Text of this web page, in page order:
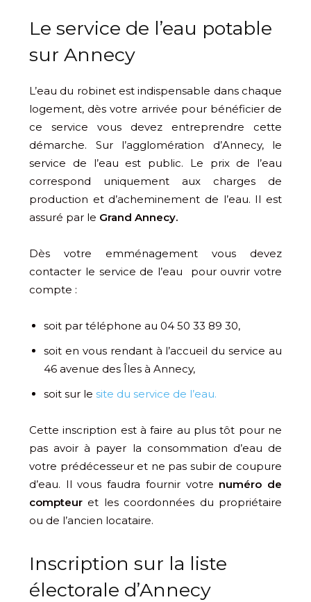
Le service de l’eau potable
sur Annecy
L’eau du robinet est indispensable dans chaque
logement, dès votre arrivée pour bénéficier de
ce service vous devez entreprendre cette
démarche. Sur l’agglomération d’Annecy, le
service de l’eau est public. Le prix de l’eau
correspond uniquement aux charges de
production et d’acheminement de l’eau. Il est
assuré par le Grand Annecy.
Dès votre emménagement vous devez
contacter le service de l’eau pour ouvrir votre
compte :
soit par téléphone au 04 50 33 89 30,
soit en vous rendant à l’accueil du service au
46 avenue des Îles à Annecy,
soit sur le site du service de l’eau.
Cette inscription est à faire au plus tôt pour ne
pas avoir à payer la consommation d’eau de
votre prédécesseur et ne pas subir de coupure
d’eau. Il vous faudra fournir votre numéro de
compteur et les coordonnées du propriétaire
ou de l’ancien locataire.
Inscription sur la liste
électorale d’Annecy